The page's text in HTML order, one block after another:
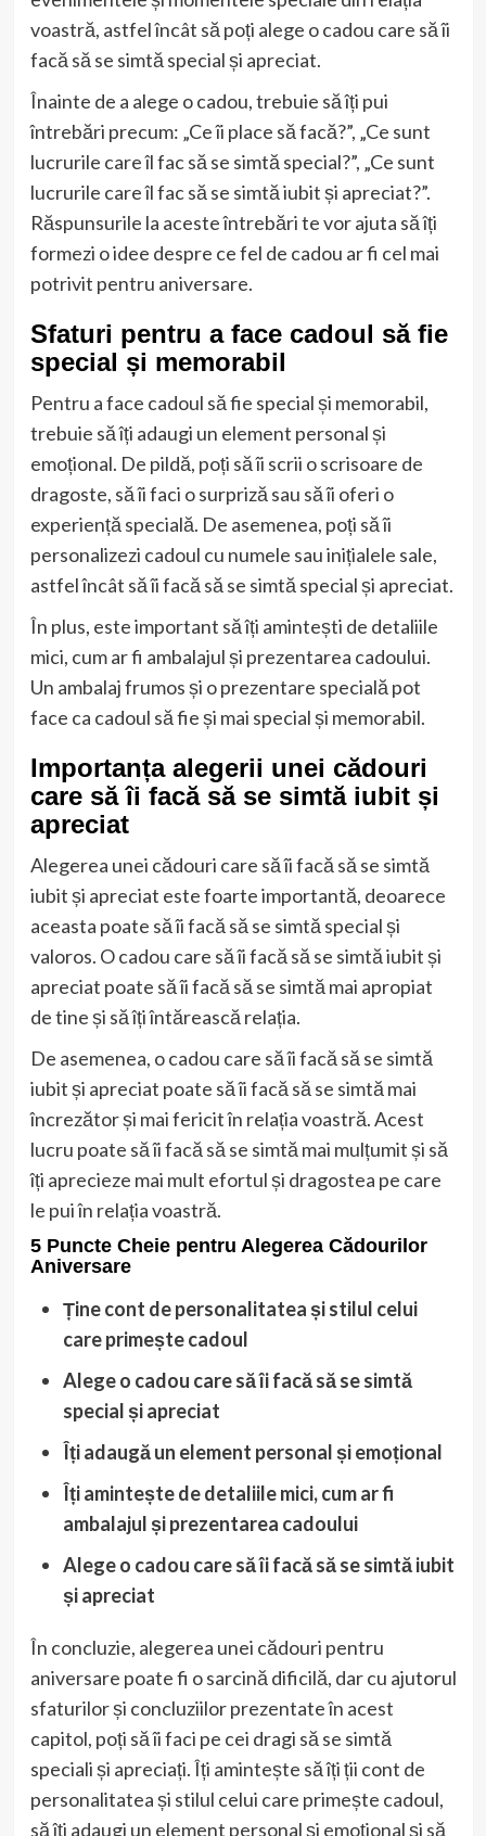
voastră, astfel încât să poți alege o cadou care să îi
facă să se simtă special și apreciat.
Înainte de a alege o cadou, trebuie să îți pui
întrebări precum: „Ce îi place să facă?”, „Ce sunt
lucrurile care îl fac să se simtă special?”, „Ce sunt
lucrurile care îl fac să se simtă iubit și apreciat?”.
Răspunsurile la aceste întrebări te vor ajuta să îți
formezi o idee despre ce fel de cadou ar fi cel mai
potrivit pentru aniversare.
Sfaturi pentru a face cadoul să fie
special și memorabil
Pentru a face cadoul să fie special și memorabil,
trebuie să îți adaugi un element personal și
emoțional. De pildă, poți să îi scrii o scrisoare de
dragoste, să îi faci o surpriză sau să îi oferi o
experiență specială. De asemenea, poți să îi
personalizezi cadoul cu numele sau inițialele sale,
astfel încât să îi facă să se simtă special și apreciat.
În plus, este important să îți amintești de detaliile
mici, cum ar fi ambalajul și prezentarea cadoului.
Un ambalaj frumos și o prezentare specială pot
face ca cadoul să fie și mai special și memorabil.
Importanța alegerii unei cădouri
care să îi facă să se simtă iubit și
apreciat
Alegerea unei cădouri care să îi facă să se simtă
iubit și apreciat este foarte importantă, deoarece
aceasta poate să îi facă să se simtă special și
valoros. O cadou care să îi facă să se simtă iubit și
apreciat poate să îi facă să se simtă mai apropiat
de tine și să îți întărească relația.
De asemenea, o cadou care să îi facă să se simtă
iubit și apreciat poate să îi facă să se simtă mai
încrezător și mai fericit în relația voastră. Acest
lucru poate să îi facă să se simtă mai mulțumit și să
îți aprecieze mai mult efortul și dragostea pe care
le pui în relația voastră.
5 Puncte Cheie pentru Alegerea Cădourilor
Aniversare
Ține cont de personalitatea și stilul celui
care primește cadoul
Alege o cadou care să îi facă să se simtă
special și apreciat
Îți adaugă un element personal și emoțional
Îți amintește de detaliile mici, cum ar fi
ambalajul și prezentarea cadoului
Alege o cadou care să îi facă să se simtă iubit
și apreciat
În concluzie, alegerea unei cădouri pentru
aniversare poate fi o sarcină dificilă, dar cu ajutorul
sfaturilor și concluziilor prezentate în acest
capitol, poți să îi faci pe cei dragi să se simtă
speciali și apreciați. Îți amintește să îți ții cont de
personalitatea și stilul celui care primește cadoul,
să îți adaugi un element personal și emoțional și să